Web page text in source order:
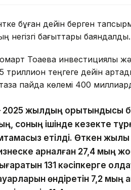
бұған дейін берген
негізгі бағыттары баяндалды.
Тоқаевқа инвестициялық
триллион теңгеге дейін
пайда көлемі 400
жылдың қорытындысы
соның ішінде кезекте
етілді. Өткен
арналған 27,4 мың
131 кәсіпкерге
өндіретін 7,2 мың